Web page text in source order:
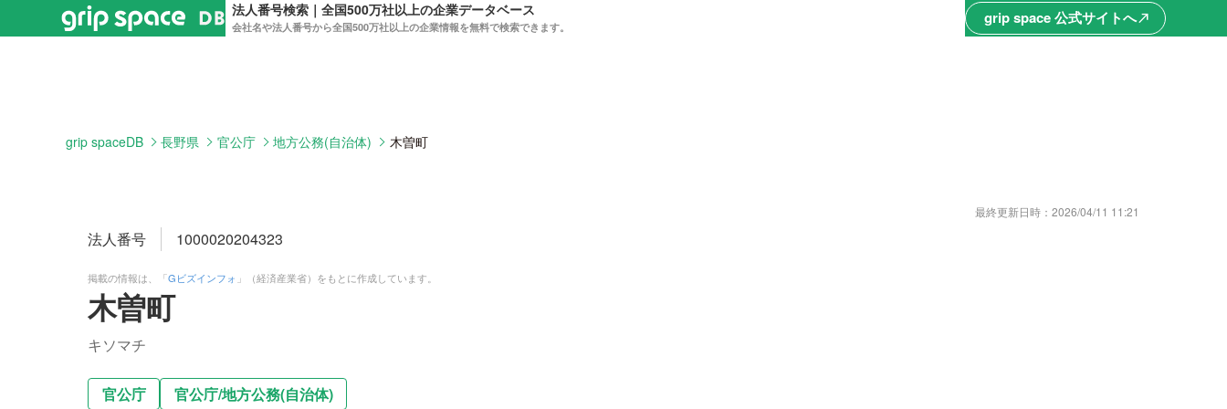
法人番号検索｜全国500万社以上の企業データベース
会社名や法人番号から全国500万社以上の企業情報を無料で検索できます。 grip space 公式サイトへnorth_east
grip spaceDB 長野県 官公庁 地方公務(自治体) 木曽町
最終更新日時： 2026/04/11 11:21
法人番号 1000020204323
掲載の情報は、「Gビズインフォ 」（経済産業省）をもとに作成しています。
木曽町
キソマチ
官公庁 官公庁/地方公務(自治体)